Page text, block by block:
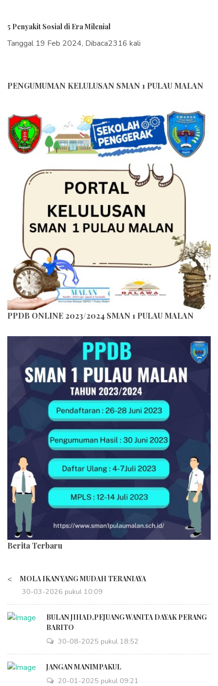
PENGUMUMAN KELULUSAN SMAN 1 PULAU MALAN
PPDB ONLINE 2023/2024 SMAN 1 PULAU MALAN
Berita Terbaru
< MOLA IKAN YANG MUDAH TERANIAYA
30-03-2026 pukul 10:09
BULAN JIHAD,PEJUANG WANITA DAYAK PERANG
BARITO
30-08-2025 pukul 18:52
JANGAN MANIMPAKUL
20-01-2025 pukul 09:21
5 Penyakit Sosial di Era Milenial
Tanggal 19 Feb 2024, Dibaca2316 kali